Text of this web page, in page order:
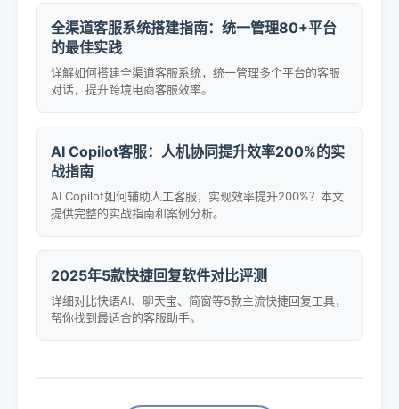
全渠道客服系统搭建指南：统一管理80+平台
的最佳实践
详解如何搭建全渠道客服系统，统一管理多个平台的客服
对话，提升跨境电商客服效率。
AI Copilot客服：人机协同提升效率200%的实
战指南
AI Copilot如何辅助人工客服，实现效率提升200%？本文
提供完整的实战指南和案例分析。
2025年5款快捷回复软件对比评测
详细对比快语AI、聊天宝、简窗等5款主流快捷回复工具，
帮你找到最适合的客服助手。